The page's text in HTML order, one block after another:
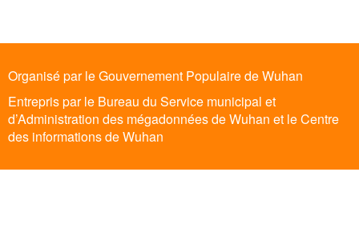
Organisé par le Gouvernement Populaire de Wuhan
Entrepris par le Bureau du Service municipal et
d’Administration des mégadonnées de Wuhan et le Centre
des informations de Wuhan